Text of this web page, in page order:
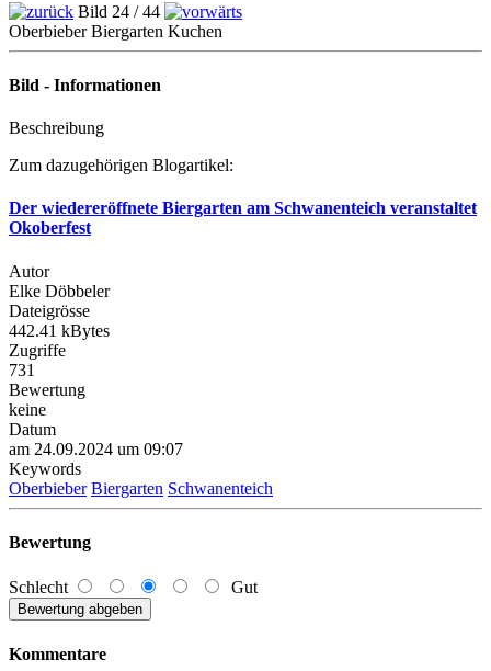
Bild 24 / 44
Oberbieber Biergarten Kuchen
Bild - Informationen
Beschreibung
Zum dazugehörigen Blogartikel:
Der wiedereröffnete Biergarten am Schwanenteich veranstaltet
Okoberfest
Autor
Elke Döbbeler
Dateigrösse
442.41 kBytes
Zugriffe
731
Bewertung
keine
Datum
am 24.09.2024 um 09:07
Keywords
Oberbieber Biergarten Schwanenteich
Bewertung
Schlecht Gut
Kommentare